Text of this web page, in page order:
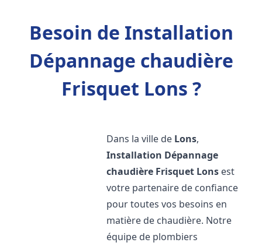
Besoin de Installation
Dépannage chaudière
Frisquet Lons ?
Dans la ville de Lons,
Installation Dépannage
chaudière Frisquet Lons est
votre partenaire de confiance
pour toutes vos besoins en
matière de chaudière. Notre
équipe de plombiers